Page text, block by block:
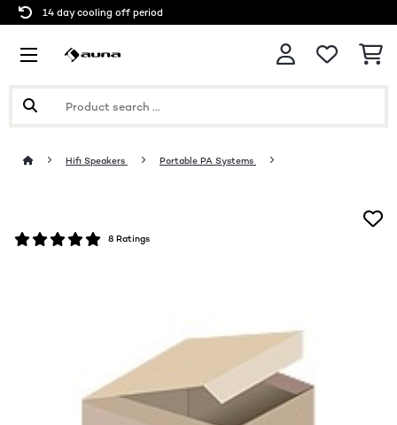
14 day cooling off period
Hifi Speakers Portable PA Systems
8 Ratings